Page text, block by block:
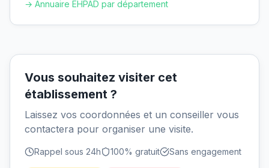
→ Annuaire EHPAD par département
Vous souhaitez visiter cet
établissement ?
Laissez vos coordonnées et un conseiller vous
contactera pour organiser une visite.
Rappel sous 24h 100% gratuit Sans engagement